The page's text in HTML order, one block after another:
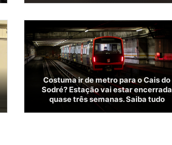
Costuma ir de metro para o Cais do
Sodré? Estação vai estar encerrada
quase três semanas. Saiba tudo